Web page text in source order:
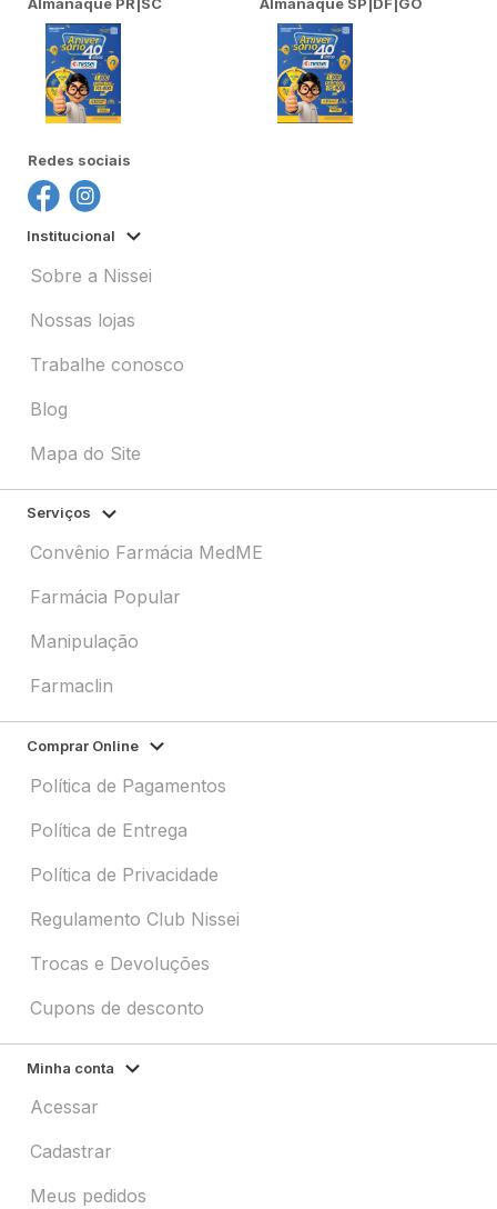
Redes sociais
Institucional
Sobre a Nissei
Nossas lojas
Trabalhe conosco
Blog
Mapa do Site
Serviços
Convênio Farmácia MedME
Farmácia Popular
Manipulação
Farmaclin
Comprar Online
Política de Pagamentos
Política de Entrega
Política de Privacidade
Regulamento Club Nissei
Trocas e Devoluções
Cupons de desconto
Minha conta
Acessar
Cadastrar
Meus pedidos